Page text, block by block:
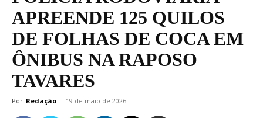
APREENDE 125 QUILOS
DE FOLHAS DE COCA EM
ÔNIBUS NA RAPOSO
TAVARES
Por Redação - 19 de maio de 2026